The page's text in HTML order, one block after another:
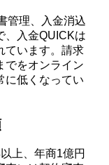
管理、入金消込
、入金QUICKは
ています。請求
でをオンライン
に低くなってい
上、年商1億円